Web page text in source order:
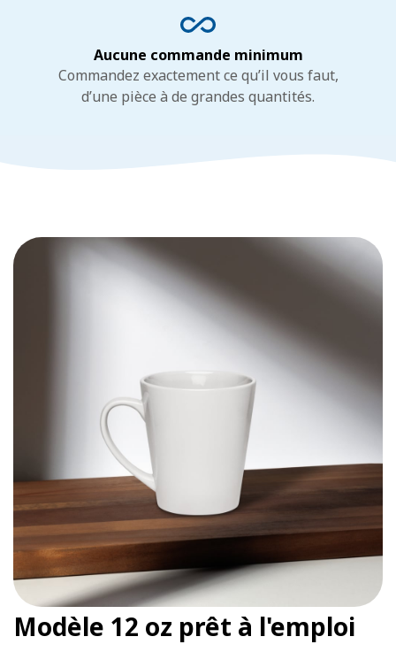
Aucune commande minimum
Commandez exactement ce qu’il vous faut,
d’une pièce à de grandes quantités.
Modèle 12 oz prêt à l'emploi